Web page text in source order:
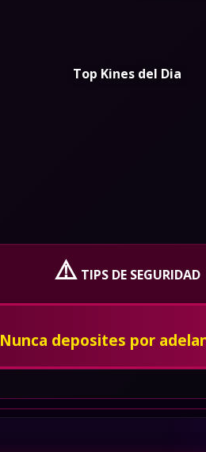
Top Kines del Dia
⚠️ TIPS DE SEGURIDAD
o insultado,
privado y denuncia a la